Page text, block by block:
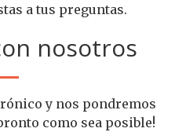
a tus preguntas.
nosotros
y nos pondremos
como sea posible!